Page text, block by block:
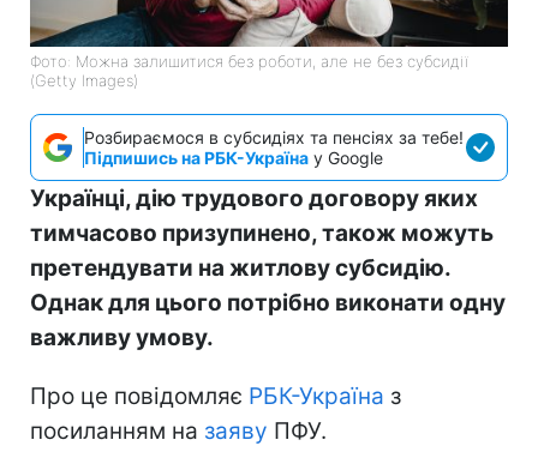
Фото: Можна залишитися без роботи, але не без субсидії
(Getty Images)
Розбираємося в субсидіях та пенсіях за тебе!
Підпишись на РБК-Україна у Google
Українці, дію трудового договору яких
тимчасово призупинено, також можуть
претендувати на житлову субсидію.
Однак для цього потрібно виконати одну
важливу умову.
Про це повідомляє РБК-Україна з
посиланням на заяву ПФУ.